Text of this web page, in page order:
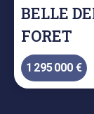
BELLE
FORET
1 295 000 €